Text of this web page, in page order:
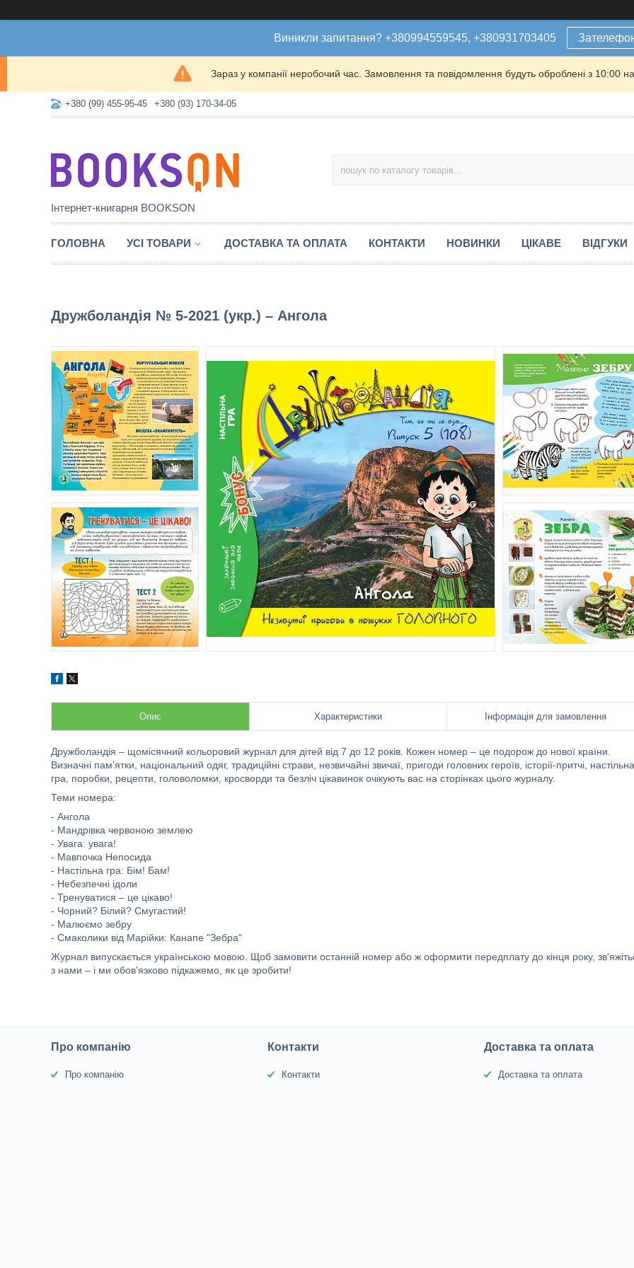
Виникли запитання? +380994559545, +380931703405
Зараз у компанії неробочий час. Замовлення та повідомлення будуть оброблені з 10:00
+380 (99) 455-95-45 +380 (93) 170-34-05
Інтернет-книгарня BOOKSON
ГОЛОВНА УСІ ТОВАРИ ДОСТАВКА ТА ОПЛАТА КОНТАКТИ НОВИНКИ ЦІКАВЕ ВІДГУКИ
Дружболандія № 5-2021 (укр.) – Ангола
Опис Характеристики Інформація для замовлення
Дружболандія – щомісячний кольоровий журнал для дітей від 7 до 12 років. Кожен номер – це подорож до нової країни.
Визначні пам'ятки, національний одяг, традиційні страви, незвичайні звичаї, пригоди головних героїв, історії-притчі, настільна
гра, поробки, рецепти, головоломки, кросворди та безліч цікавинок очікують вас на сторінках цього журналу.
Теми номера:
- Ангола
- Мандрівка червоною землею
- Увага: увага!
- Мавпочка Непосида
- Настільна гра: Бім! Бам!
- Небезпечні ідоли
- Тренуватися – це цікаво!
- Чорний? Білий? Смугастий!
- Малюємо зебру
- Смаколики від Марійки: Канапе "Зебра"
Журнал випускається українською мовою. Щоб замовити останній номер або ж оформити передплату до кінця року,
з нами – і ми обов'язково підкажемо, як це зробити!
Про компанію
Про компанію
Контакти
Контакти
Доставка та оплата
Доставка та оплата